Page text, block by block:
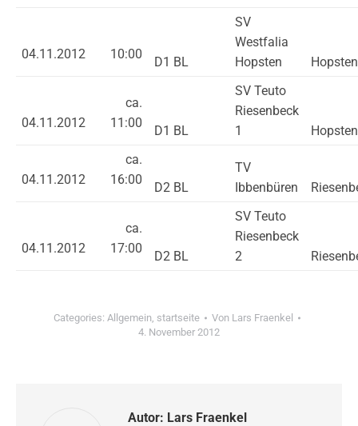
04.11.2012 10:00
D1 BL
SV
Westfalia
Hopsten
Hopsten
04.11.2012
ca.
11:00
D1 BL
SV Teuto
Riesenbeck
1
Hopsten
04.11.2012
ca.
16:00
D2 BL
TV
Ibbenbüren
04.11.2012
ca.
17:00
D2 BL
SV Teuto
Riesenbeck
2
Categories: Allgemein, startseite Von Lars Fraenkel
4. November 2012
Autor: Lars Fraenkel